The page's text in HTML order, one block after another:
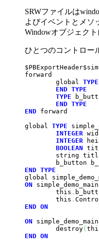
SRWファイルは
よびイベントとメソ
Windowオブジェクト
ひとつのコントロー
forward
        global
TYPE
END TYPE
TYPE
END TYPE
END forward
global TYPE
INTEGER
INTEGER
BOOLEAN
string
END TYPE
ON simple_demo_main
        this
.
        this
.
END ON
ON simple_demo_main
        destroy
(
END ON